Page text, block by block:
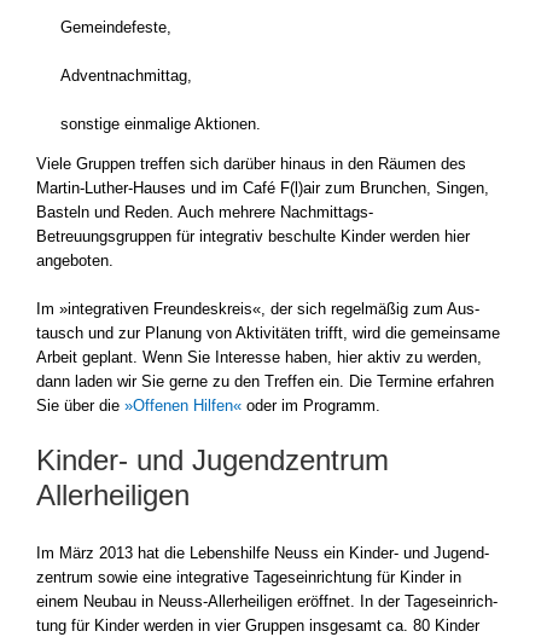
Gemein­de­fes­te,
Advent­nach­mit­tag,
sons­ti­ge ein­ma­li­ge Aktio­nen.
Vie­le Grup­pen tref­fen sich dar­über hin­aus in den Räu­men des
Martin-Luther-Hauses und im Café F(l)air zum Brun­chen, Sin­gen,
Bas­teln und Reden. Auch meh­re­re Nachmittags-
Betreuungsgruppen für inte­gra­tiv beschul­te Kin­der wer­den hier
ange­bo­ten.
Im »inte­gra­ti­ven Freun­des­kreis«, der sich regel­mä­ßig zum Aus­
tausch und zur Pla­nung von Akti­vi­tä­ten trifft, wird die gemein­sa­me
Arbeit geplant. Wenn Sie Inter­es­se haben, hier aktiv zu wer­den,
dann laden wir Sie ger­ne zu den Tref­fen ein. Die Ter­mi­ne erfah­ren
Sie über die »Offe­nen Hil­fen« oder im Pro­gramm.
Kinder- und Jugendzentrum
Allerheiligen
Im März 2013 hat die Lebens­hil­fe Neuss ein Kinder- und Jugend­
zen­trum sowie eine inte­gra­ti­ve Tages­ein­rich­tung für Kin­der in
einem Neu­bau in Neuss-Allerheiligen eröff­net. In der Tages­ein­rich­
tung für Kin­der wer­den in vier Grup­pen ins­ge­samt ca. 80 Kin­der